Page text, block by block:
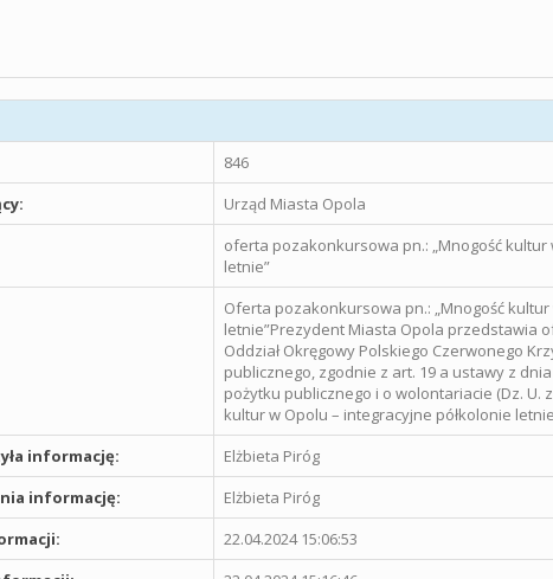
846
Urząd Miasta Opola
oferta pozakonkursowa pn.: „Mnogość kultur
letnie”
Oferta pozakonkursowa pn.: „Mnogość
letnie”Prezydent Miasta Opola przedstawia
Oddział Okręgowy Polskiego Czerwonego
publicznego, zgodnie z art. 19 a ustawy z
pożytku publicznego i o wolontariacie (Dz. U.
kultur w Opolu – integracyjne półkolonie
informację:
Elżbieta Piróg
informację:
Elżbieta Piróg
22.04.2024 15:06:53